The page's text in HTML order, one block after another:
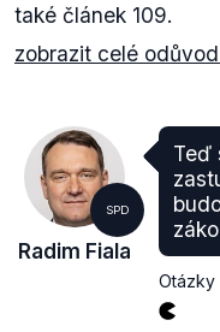
také článek 109.
zobrazit celé
SPD
Radim Fiala
Teď
Otázky